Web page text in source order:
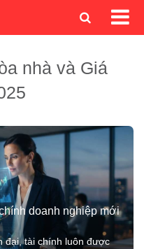
nhà và Giá
doanh nghiệp mới
đại, tài chính luôn được